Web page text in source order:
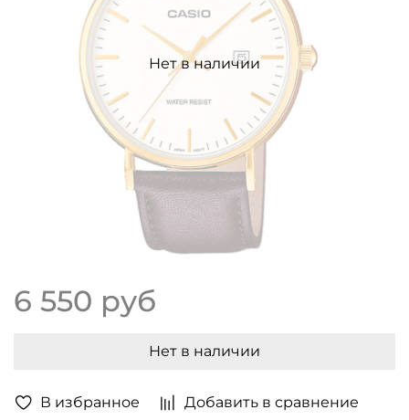
В избранное Добавить в сравнение
Нет в наличии
6 550 руб
Нет в наличии